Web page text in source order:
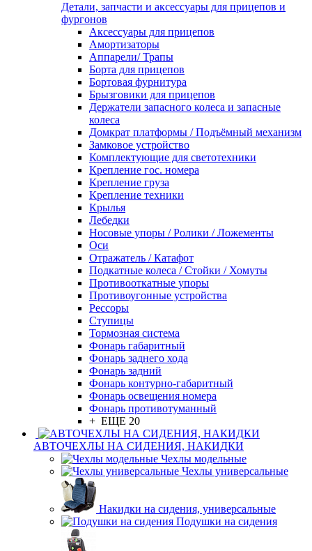
Детали, запчасти и аксессуары для прицепов и
фургонов
Аксессуары для прицепов
Амортизаторы
Аппарели/ Трапы
Борта для прицепов
Бортовая фурнитура
Брызговики для прицепов
Держатели запасного колеса и запасные
колеса
Домкрат платформы / Подъёмный механизм
Замковое устройство
Комплектующие для светотехники
Крепление гос. номера
Крепление груза
Крепление техники
Крылья
Лебедки
Носовые упоры / Ролики / Ложементы
Оси
Отражатель / Катафот
Подкатные колеса / Стойки / Хомуты
Противооткатные упоры
Противоугонные устройства
Рессоры
Ступицы
Тормозная система
Фонарь габаритный
Фонарь заднего хода
Фонарь задний
Фонарь контурно-габаритный
Фонарь освещения номера
Фонарь противотуманный
+ ЕЩЕ 20
АВТОЧЕХЛЫ НА СИДЕНИЯ, НАКИДКИ
Чехлы модельные
Чехлы универсальные
Накидки на сидения, универсальные
Подушки на сидения